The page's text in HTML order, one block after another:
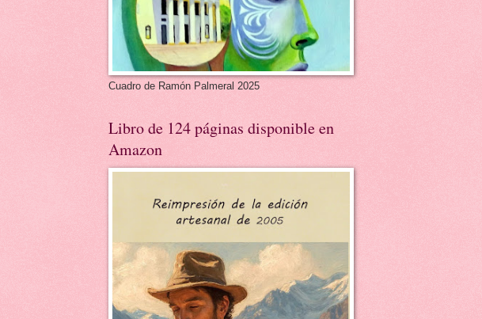
Cuadro de Ramón Palmeral 2025
Libro de 124 páginas disponible en
Amazon